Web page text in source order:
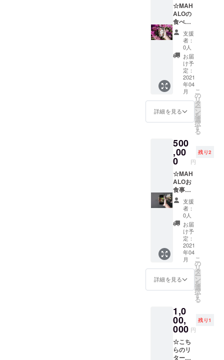
☆MAH
ALOの
食べ飲
み放題1
名様ご
招待券
×1年間
※「有効
期限：
発行よ
り1年
間」 ※1
年間の
間、何
度でも
可能で
す。（1
名様に
限り）
支援
者：
0人
お届
け予
定：
2021
年04
月
詳細を見る
こ
の
リ
タ
ー
ン
を
選
択
す
る
500
,00
0 円
残り2
☆MAH
ALOお
食事券
100000
円分×１
枚 （お
店が存
続する
限り有
効） ☆
店舗一
日貸し
切り権
※従業員
三名が
接待い
す。
支援
者：
0人
お届
け予
定：
2021
年04
月
詳細を見る
こ
の
リ
タ
ー
ン
を
選
択
す
る
1,0
00,
000 円
残り1
☆こち
らのリ
ターン